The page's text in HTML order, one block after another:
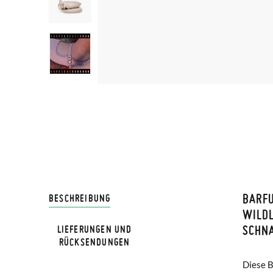
BESCHREIBUNG
Diese
LIEFERUNGEN UND
RÜCKSENDUNGEN
Bei